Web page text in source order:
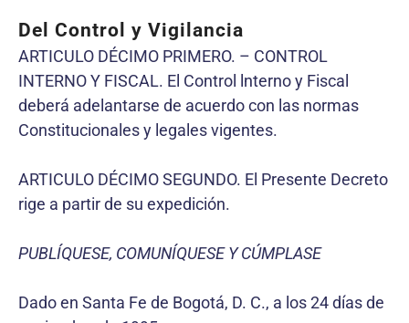
Del Control y Vigilancia
ARTICULO DÉCIMO PRIMERO. – CONTROL
INTERNO Y FISCAL. El Control lnterno y Fiscal
deberá adelantarse de acuerdo con las normas
Constitucionales y legales vigentes.
ARTICULO DÉCIMO SEGUNDO. El Presente Decreto
rige a partir de su expedición.
PUBLÍQUESE, COMUNÍQUESE Y CÚMPLASE
Dado en Santa Fe de Bogotá, D. C., a los 24 días de